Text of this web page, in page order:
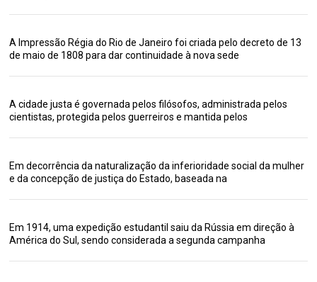
A Impressão Régia do Rio de Janeiro foi criada pelo decreto de 13
de maio de 1808 para dar continuidade à nova sede
A cidade justa é governada pelos filósofos, administrada pelos
cientistas, protegida pelos guerreiros e mantida pelos
Em decorrência da naturalização da inferioridade social da mulher
e da concepção de justiça do Estado, baseada na
Em 1914, uma expedição estudantil saiu da Rússia em direção à
América do Sul, sendo considerada a segunda campanha